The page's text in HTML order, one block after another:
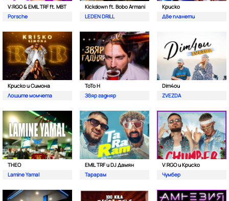
V:RGO & EMIL TRF ft. MBT
Porsche
Kickdown ft. Bobo Armani
LEDEN DRILL
Криско
Две планети
Криско и Симона
Лошите момчета
ToTo H
Звяр гадняр
Dim4ou
ZVEZDA
THEO
Lamine Yamal
EMIL TRF и DJ Дамян
Тарарам
V:RGO и Криско
Чумбер